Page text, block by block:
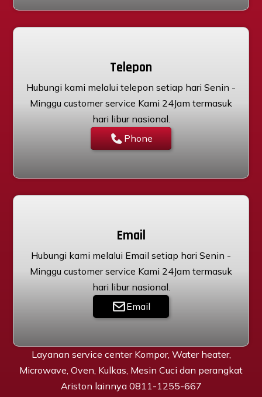
Telepon
Hubungi kami melalui telepon setiap hari Senin -
Minggu customer service Kami 24Jam termasuk
hari libur nasional.
Phone
Email
Hubungi kami melalui Email setiap hari Senin -
Minggu customer service Kami 24Jam termasuk
hari libur nasional.
Email
Layanan service center Kompor, Water heater,
Microwave, Oven, Kulkas, Mesin Cuci dan perangkat
Ariston lainnya 0811-1255-667